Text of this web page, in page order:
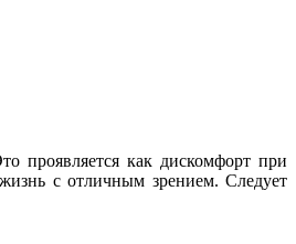
проявляется как дискомфорт при
с отличным зрением. Следует